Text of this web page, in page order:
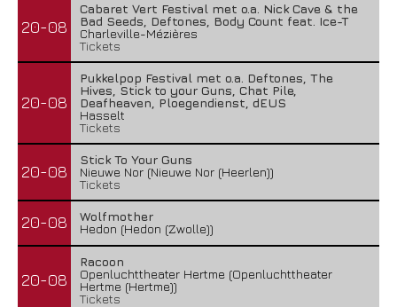
20-08
Cabaret Vert Festival met o.a. Nick Cave & the
Bad Seeds, Deftones, Body Count feat. Ice-T
Charleville-Mézières
Tickets
20-08
Pukkelpop Festival met o.a. Deftones, The
Hives, Stick to your Guns, Chat Pile,
Deafheaven, Ploegendienst, dEUS
Hasselt
Tickets
20-08
Stick To Your Guns
Nieuwe Nor (Nieuwe Nor (Heerlen))
Tickets
20-08
Wolfmother
Hedon (Hedon (Zwolle))
20-08
Racoon
Openluchttheater Hertme (Openluchttheater
Hertme (Hertme))
Tickets